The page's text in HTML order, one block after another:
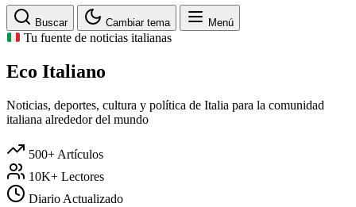
Buscar Cambiar tema Menú
Tu fuente de noticias italianas
Eco Italiano
Noticias, deportes, cultura y política de Italia para la comunidad
italiana alrededor del mundo
500+ Artículos
10K+ Lectores
Diario Actualizado